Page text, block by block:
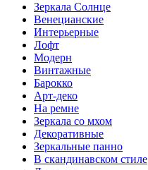
Зеркала Солнце
Венецианские
Интерьерные
Лофт
Модерн
Винтажные
Барокко
Арт-деко
На ремне
Зеркала со мхом
Декоративные
Зеркальные панно
В скандинавском стиле